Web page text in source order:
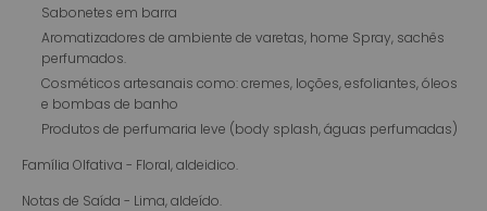
Sabonetes em barra
Aromatizadores de ambiente de varetas, home Spray, sachês
perfumados.
Cosméticos artesanais como: cremes, loções, esfoliantes, óleos
e bombas de banho
Produtos de perfumaria leve (body splash, águas perfumadas)
Família Olfativa - Floral, aldeidico.
Notas de Saída - Lima, aldeído.